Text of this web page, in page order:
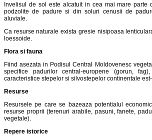
Invelisul de sol este alcatuit in cea mai mare parte
podzolite de padure si din soluri cenusii de
aluviale.
Ca resurse naturale exista gresie nisipoasa
loessoide.
Flora si fauna
Fiind asezata in Podisul Central Moldovenesc
specifice padurilor central-europene (gorun,
caracteristice stepelor si silvostepelor continentale
Resurse
Resursele pe care se bazeaza potentialul
resurse proprii (terenuri arabile, pasuni, fanete,
vegetale).
Repere istorice